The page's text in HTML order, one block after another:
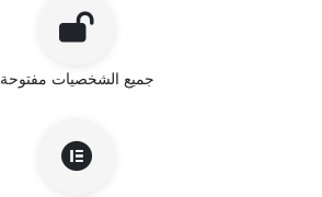
جميع الشخصيات مفتوحة